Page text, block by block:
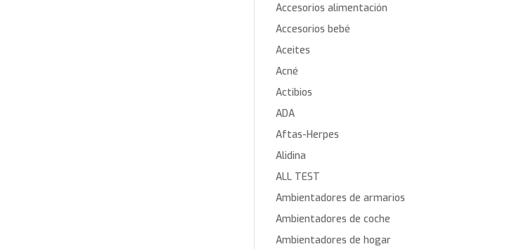
Accesorios alimentación
Accesorios bebé
Aceites
Acné
Actibios
ADA
Aftas-Herpes
Alidina
ALL TEST
Ambientadores de armarios
Ambientadores de coche
Ambientadores de hogar